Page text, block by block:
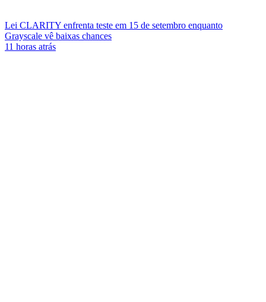
Lei CLARITY enfrenta teste em 15 de setembro enquanto
Grayscale vê baixas chances
11 horas atrás